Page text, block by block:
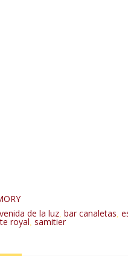
de la luz bar canaletas
royal samitier